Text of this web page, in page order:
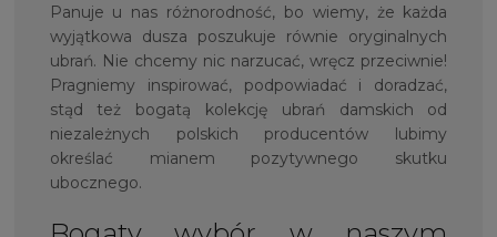
Panuje u nas różnorodność, bo wiemy, że każda
wyjątkowa dusza poszukuje równie oryginalnych
ubrań. Nie chcemy nic narzucać, wręcz przeciwnie!
Pragniemy inspirować, podpowiadać i doradzać,
stąd też bogatą kolekcję ubrań damskich od
niezależnych polskich producentów lubimy
określać mianem pozytywnego skutku
ubocznego.